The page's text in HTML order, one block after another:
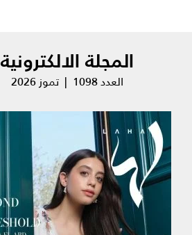
المجلة الالكترونية
العدد 1098 | تموز 2026